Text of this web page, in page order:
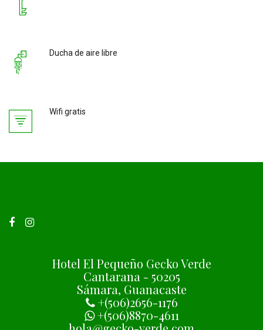
Ducha de aire libre
Wifi gratis
Hotel El Pequeño Gecko Verde
Cantarana - 50205
Sámara, Guanacaste
+(506)2656-1176
+(506)8870-4611